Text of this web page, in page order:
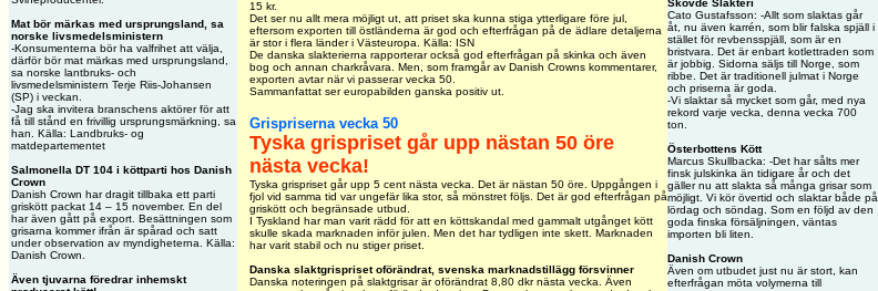
Skövde Slakteri
Cato Gustafsson: -Allt som slaktas går
åt, nu även karrén, som blir falska spjäll i
stället för revbensspjäll, som är en
bristvara. Det är enbart kotlettraden som
är jobbig. Sidorna säljs till Norge, som
ribbe. Det är traditionell julmat i Norge
och priserna är goda.
-Vi slaktar så mycket som går, med nya
rekord varje vecka, denna vecka 700
ton.
Österbottens Kött
Marcus Skullbacka: -Det har sålts mer
finsk julskinka än tidigare år och det
gäller nu att slakta så många grisar som
möjligt. Vi kör övertid och slaktar både på
lördag och söndag. Som en följd av den
goda finska försäljningen, väntas
importen bli liten
Danish Crown
Även om utbudet just nu är stort, kan
efterfrågan möta volymerna till
Mat bör märkas med ursprungsland, sa
norske livsmedelsministern
-Konsumenterna bör ha valfrihet att välja,
därför bör mat märkas med ursprungsland,
sa norske lantbruks- och
livsmedelsministern Terje Riis-Johansen
(SP) i veckan.
-Jag ska invitera branschens aktörer för att
få till stånd en frivillig ursprungsmärkning, sa
han. Källa: Landbruks- og
matdepartementet
Salmonella DT 104 i köttparti hos Danish
Crown
Danish Crown har dragit tillbaka ett parti
griskött packat 14 – 15 november. En del
har även gått på export. Besättningen som
grisarna kommer ifrån är spårad och satt
under observation av myndigheterna. Källa:
Danish Crown.
Även tjuvarna föredrar inhemskt
15 kr.
Det ser nu allt mera möjligt ut, att priset ska kunna stiga ytterligare före jul,
eftersom exporten till östländerna är god och efterfrågan på de ädlare detaljerna
är stor i flera länder i Västeuropa. Källa: ISN
De danska slakterierna rapporterar också god efterfrågan på skinka och även
bog och annan charkråvara. Men, som framgår av Danish Crowns kommentarer,
exporten avtar när vi passerar vecka 50.
Sammanfattat ser europabilden ganska positiv ut.
Grispriserna vecka 50
Tyska grispriset går upp nästan 50 öre
nästa vecka!
Tyska grispriset går upp 5 cent nästa vecka. Det är nästan 50 öre. Uppgången i
fjol vid samma tid var ungefär lika stor, så mönstret följs. Det är god efterfrågan på
griskött och begränsade utbud.
I Tyskland har man varit rädd för att en köttskandal med gammalt utgånget kött
skulle skada marknaden inför julen. Men det har tydligen inte skett. Marknaden
har varit stabil och nu stiger priset.
Danska slaktgrispriset oförändrat, svenska marknadstillägg försvinner
Danska noteringen på slaktgrisar är oförändrat 8,80 dkr nästa vecka. Även